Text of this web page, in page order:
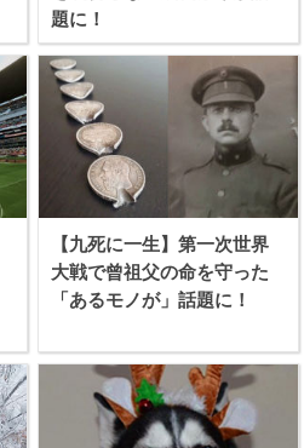
題に！
【九死に一生】第一次世界
大戦で曾祖父の命を守った
「あるモノが」話題に！